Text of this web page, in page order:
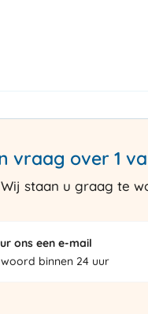
vraag over 1
Wij staan u graag te
ons een e-mail
binnen 24 uur